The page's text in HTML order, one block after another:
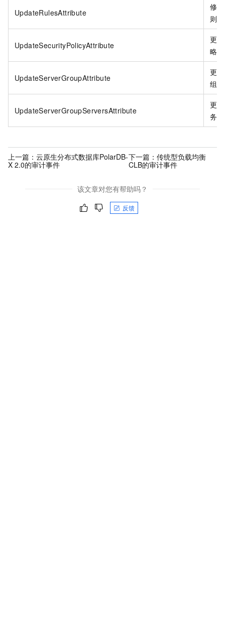
UpdateRulesAttribute
修
则
UpdateSecurityPolicyAttribute
更
略
UpdateServerGroupAttribute
更
组
UpdateServerGroupServersAttribute
更
务
上一篇： 云原生分布式数据库PolarDB-
X 2.0的审计事件
下一篇： 传统型负载均衡
CLB的审计事件
该文章对您有帮助吗？
反馈